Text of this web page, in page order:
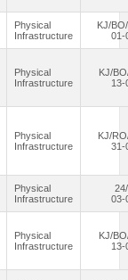
Physical
Infrastructure
KJ/
01-
Physical
Infrastructure
KJ/
13-
Physical
Infrastructure
KJ/
31-
Physical
Infrastructure
03-
Physical
Infrastructure
KJ/
13-